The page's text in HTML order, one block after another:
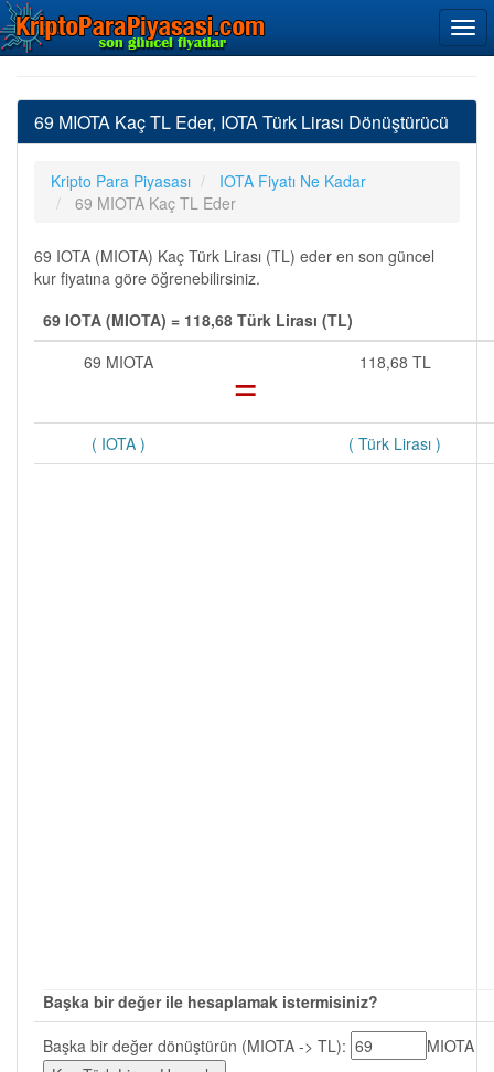
69 MIOTA Kaç TL Eder, IOTA Türk Lirası Dönüştürücü
Kripto Para Piyasası
IOTA Fiyatı Ne Kadar
69 MIOTA Kaç TL Eder
69 IOTA (MIOTA) Kaç Türk Lirası (TL) eder en son güncel
kur fiyatına göre öğrenebilirsiniz.
69 IOTA (MIOTA) = 118,68 Türk Lirası (TL)
69 MIOTA
= 118,68 TL
( IOTA ) ( Türk Lirası )
Başka bir değer ile hesaplamak istermisiniz?
Başka bir değer dönüştürün (MIOTA -> TL):
MIOTA